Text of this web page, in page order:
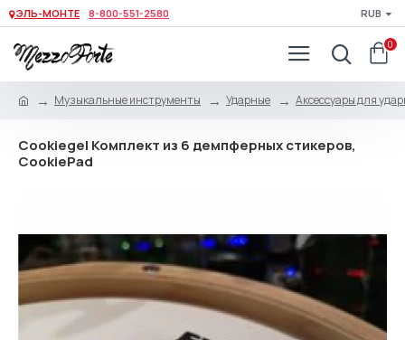
ЭЛЬ-МОНТЕ 8-800-551-2580 RUB
0
Музыкальные инструменты Ударные Аксессуары для
Cookiegel Комплект из 6 демпферных стикеров,
CookiePad